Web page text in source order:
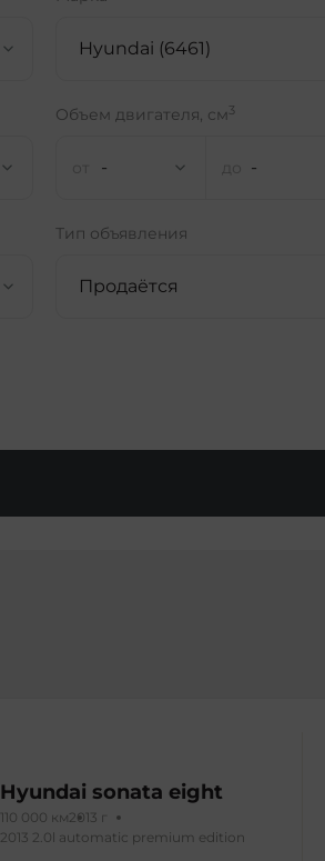
Hyundai (6461)
Объем двигателя, см3
- -
Тип объявления
Продаётся
Hyundai sonata eight
110 000 км2013 г
2013 2.0l automatic premium edition